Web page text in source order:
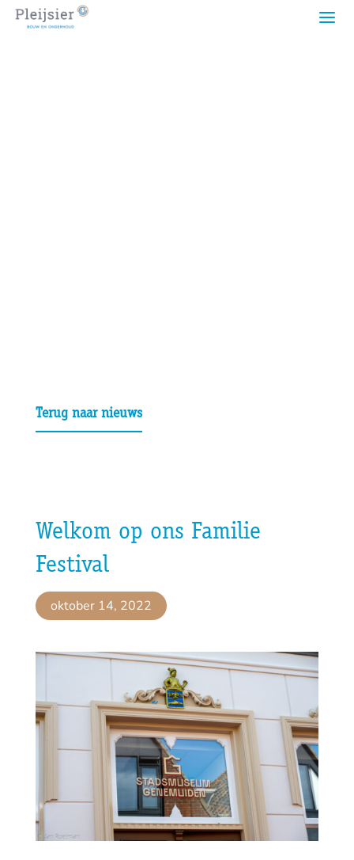
Terug naar nieuws
Welkom op ons Familie
Festival
oktober 14, 2022